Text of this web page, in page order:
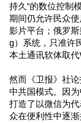
持久”的数位控制
期间仍允许民众
影片平台；俄罗
g）系统，只准许
本土通讯软体取代
然而《卫报》社
中共国模式。因
打造了以微信为
众在便利性中逐